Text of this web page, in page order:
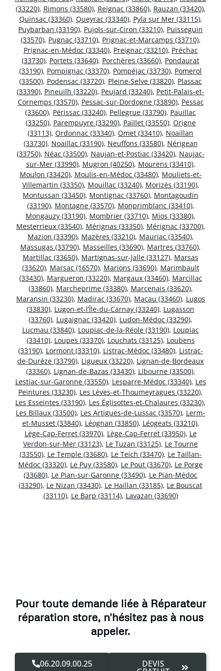
(33220), Rimons (33580), Reignac (33860), Rauzan (33420),
Quinsac (33360), Queyrac (33340), Pyla sur Mer (33115),
Puybarban (33190), Pujols-sur-Ciron (33210), Puisseguin
(33570), Pugnac (33710), Prignac-et-Marcamps (33710),
Prignac-en-Médoc (33340), Preignac (33210), Préchac
(33730), Portets (33640), Porchères (33660), Pondaurat
(33190), Pompignac (33370), Pompéjac (33730), Pomerol
(33500), Podensac (33720), Pleine-Selve (33820), Plassac
(33390), Pineuilh (33220), Peujard (33240), Petit-Palais-et-
Cornemps (33570), Pessac-sur-Dordogne (33890), Pessac
(33600), Périssac (33240), Pellegrue (33790), Pauillac
(33250), Parempuyre (33290), Paillet (33550), Origne
(33113), Ordonnac (33340), Omet (33410), Noaillan
(33730), Noaillac (33190), Neuffons (33580), Nérigean
(33750), Néac (33500), Naujan-et-Postiac (33420), Naujac-
sur-Mer (33990), Mugron (40250), Mourens (33410),
Moulon (33420), Moulis-en-Médoc (33480), Mouliets-et-
Villemartin (33350), Mouillac (33240), Morizès (33190),
Montussan (33450), Montignac (33760), Montagoudin
(33190), Montagne (33570), Monprimblanc (33410),
Mongauzy (33190), Mombrier (33710), Mios (33380),
Mesterrieux (33540), Mérignas (33350), Mérignac (33700),
Mazion (33390), Mazères (33210), Mauriac (33540),
Massugas (33790), Masseilles (33690), Martres (33760),
Martillac (33650), Martignas-sur-Jalle (33127), Marsas
(33620), Marsac (16570), Marions (33690), Marimbault
(33430), Margueron (33220), Margaux (33460), Marcillac
(33860), Marcheprime (33380), Marcenais (33620),
Maransin (33230), Madirac (33670), Macau (33460), Lugos
(33830), Lugon-et-l’Île-du-Carnay (33240), Lugasson
(33760), Lugaignac (33420), Ludon-Médoc (33290),
Lucmau (33840), Loupiac-de-la-Réole (33190), Loupiac
(33410), Loupes (33370), Louchats (33125), Loubens
(33190), Lormont (33310), Listrac-Médoc (33480), Listrac-
de-Durèze (33790), Ligueux (33220), Lignan-de-Bordeaux
(33360), Lignan-de-Bazas (33430), Libourne (33500),
Lestiac-sur-Garonne (33550), Lesparre-Médoc (33340), Les
Peintures (33230), Les Lèves-et-Thoumeyragues (33220),
Les Esseintes (33190), Les Églisottes-et-Chalaures (33230),
Les Billaux (33500), Les Artigues-de-Lussac (33570), Lerm-
et-Musset (33840), Léognan (33850), Léogeats (33210),
Lège-Cap-Ferret (33970), Lège-Cap-Ferret (33950), Le
Verdon-sur-Mer (33123), Le Tuzan (33125), Le Tourne
(33550), Le Temple (33680), Le Teich (33470), Le Taillan-
Médoc (33320), Le Puy (33580), Le Pout (33670), Le Porge
(33680), Le Pian-sur-Garonne (33490), Le Pian-Médoc
(33290), Le Nizan (33430), Le Haillan (33185), Le Bouscat
(33110), Le Barp (33114), Lavazan (33690)
Pour toute demande liée à Réparateur
réparation store, n'hésitez pas à nous
appeler.
06.20.09.00.25 DEVIS